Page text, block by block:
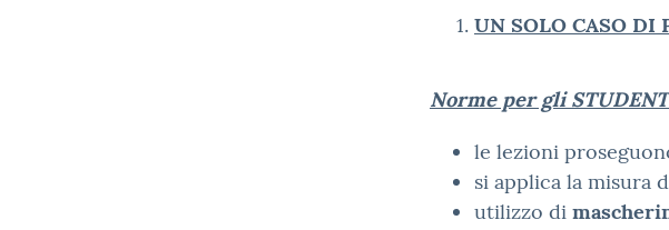
UN SOLO CASO DI
Norme per gli
le lezioni
si applica la misura
utilizzo di